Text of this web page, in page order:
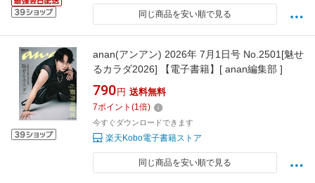
同じ商品を安い順で見る
anan(アンアン) 2026年 7月1日号 No.2501[魅せ
るカラダ2026] 【電子書籍】[ anan編集部 ]
790 円 送料無料
7ポイント (1倍)
今すぐダウンロードできます
楽天Kobo電子書籍ストア
同じ商品を安い順で見る